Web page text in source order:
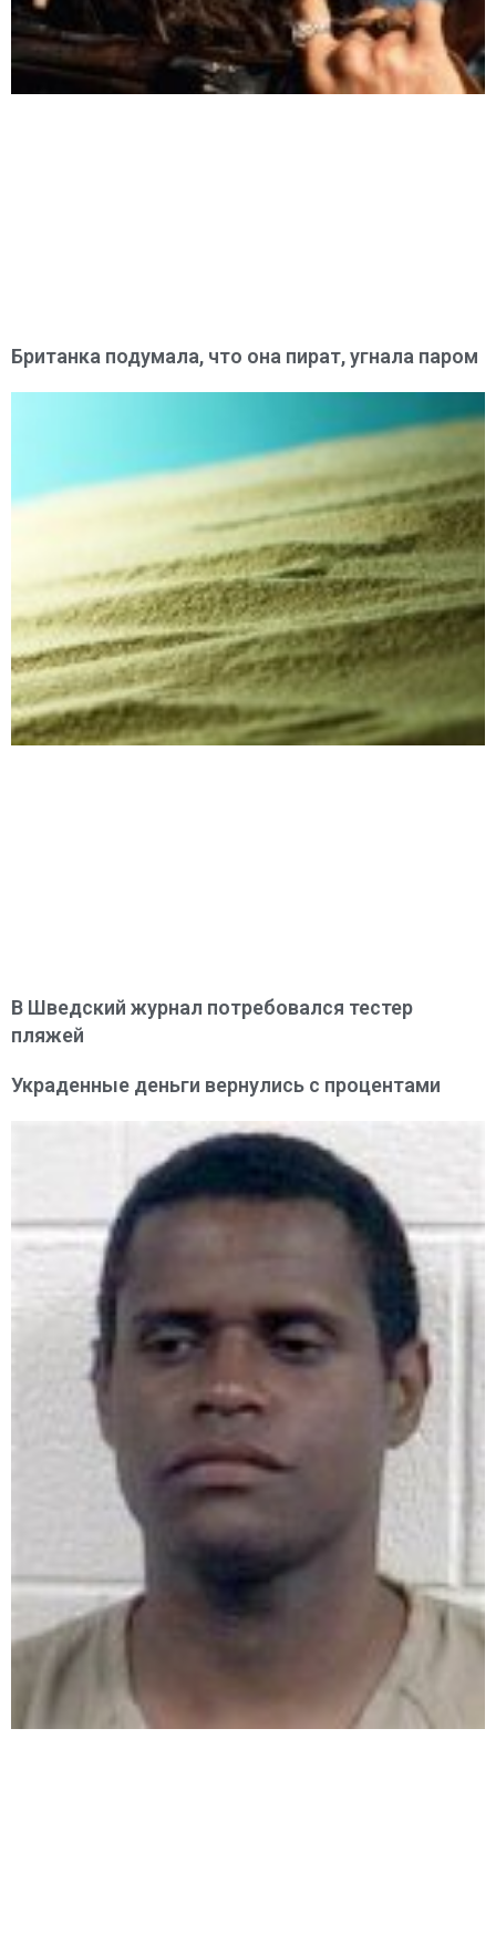
Британка подумала, что она пират, угнала паром
В Шведский журнал потребовался тестер
пляжей
Украденные деньги вернулись с процентами